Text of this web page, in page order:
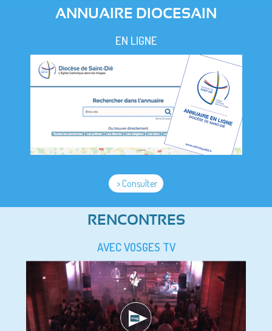
ANNUAIRE DIOCESAIN
EN LIGNE
> Consulter
RENCONTRES
AVEC VOSGES TV